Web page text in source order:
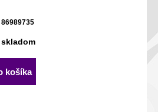
86989735
skladom
košíka